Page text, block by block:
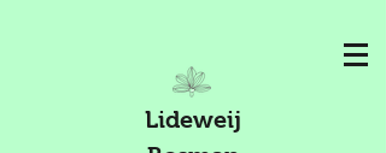
Lideweij